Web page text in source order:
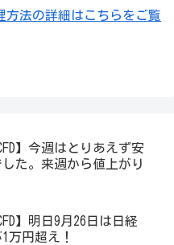
方法の詳細はこちらをご覧
】今週はとりあえず安
た。来週から値上がり
】明日9月26日は日経
万円超え！